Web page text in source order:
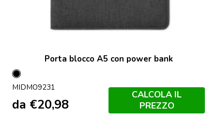
Porta blocco A5 con power bank
Nero
MIDMO9231
da €20,98
CALCOLA IL
PREZZO